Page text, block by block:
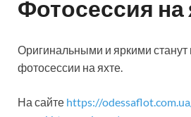
Фотосессия на
Оригинальными и яркими
фотосессии на яхте.
На сайте https://